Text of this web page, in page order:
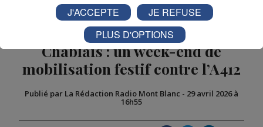
Chablais : un week-end de
mobilisation festif contre l’A412
Publié par La Rédaction Radio Mont Blanc - 29 avril 2026 à
16h55
J'ACCEPTE
JE REFUSE
PLUS D'OPTIONS